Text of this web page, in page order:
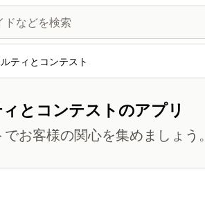
ルティとコンテスト
とコンテストのアプリ
お客様の関心を集めましょう。